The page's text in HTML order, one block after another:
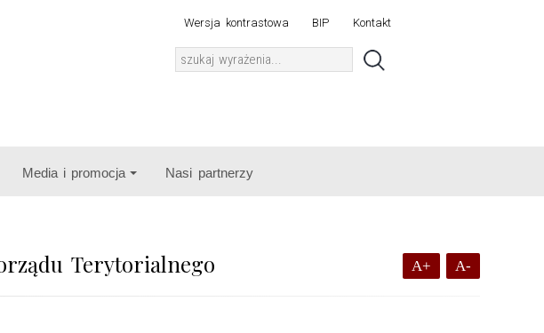
Wersja kontrastowa BIP Kontakt
Media i promocja Nasi partnerzy
Terytorialnego A+ A-